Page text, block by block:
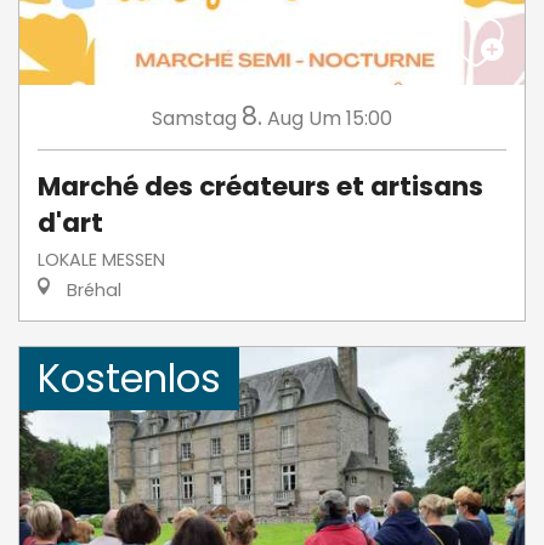
Samstag 8. Aug Um 15:00
Marché des créateurs et artisans
d'art
LOKALE MESSEN
Bréhal
Kostenlos